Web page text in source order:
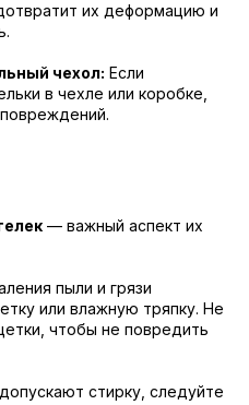
их деформацию и
чехол: Если
в чехле или коробке,
— важный аспект их
пыли и грязи
или влажную тряпку. Не
чтобы не повредить
стирку, следуйте